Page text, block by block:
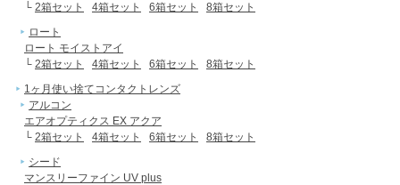
└ 2箱セット 4箱セット 6箱セット
8箱セット
ロート
ロート モイストアイ
└ 2箱セット 4箱セット 6箱セット
8箱セット
1ヶ月使い捨てコンタクトレンズ
アルコン
エアオプティクス EX アクア
└ 2箱セット 4箱セット 6箱セット
8箱セット
シード
マンスリーファイン UV plus